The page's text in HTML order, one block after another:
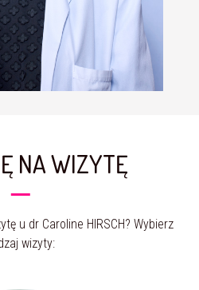
NA WIZYTĘ
u dr Caroline HIRSCH? Wybierz
wizyty: